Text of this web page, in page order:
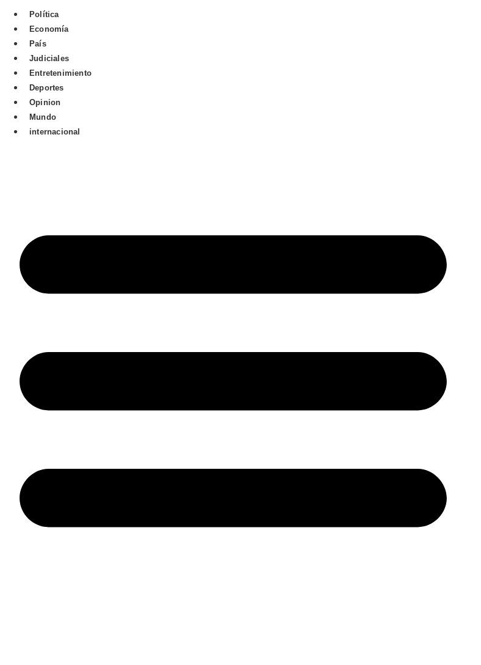
Política
Economía
País
Judiciales
Entretenimiento
Deportes
Opinion
Mundo
internacional